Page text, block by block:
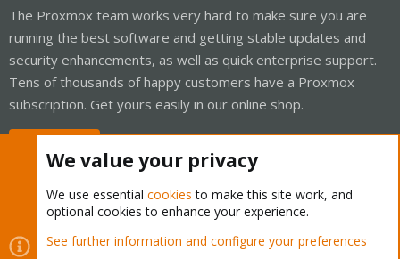
The Proxmox team works very hard to make sure you are
running the best software and getting stable updates and
security enhancements, as well as quick enterprise support.
Tens of thousands of happy customers have a Proxmox
subscription. Get yours easily in our online shop.
Cookies
Proxmox Support Forum - Light Mode
We value your privacy
We use essential cookies to make this site work, and
optional cookies to enhance your experience.
See further information and configure your preferences